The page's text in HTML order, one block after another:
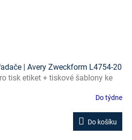
| Avery Zweckform L4754-20
tisk etiket + tiskové šablony ke
Do týdne
Do košíku